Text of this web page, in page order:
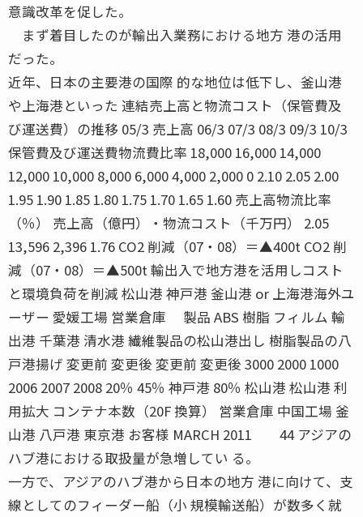
意識改革を促した。
まず着目したのが輸出入業務における地方 港の活用
だった。
近年、日本の主要港の国際 的な地位は低下し、釜山港
や上海港といった 連結売上高と物流コスト（保管費及
び運送費）の推移 05/3 売上高 06/3 07/3 08/3 09/3 10/3
保管費及び運送費物流費比率 18,000 16,000 14,000
12,000 10,000 8,000 6,000 4,000 2,000 0 2.10 2.05 2.00
1.95 1.90 1.85 1.80 1.75 1.70 1.65 1.60 売上高物流比率
（％） 売上高（億円）・物流コスト（千万円） 2.05
13,596 2,396 1.76 CO2 削減（07・08）＝▲400t CO2 削
減（07・08）＝▲500t 輸出入で地方港を活用しコスト
と環境負荷を削減 松山港 神戸港 釜山港 or 上海港海外ユ
ーザー 愛媛工場 営業倉庫 製品 ABS 樹脂 フィルム 輸
出港 千葉港 清水港 繊維製品の松山港出し 樹脂製品の八
戸港揚げ 変更前 変更後 変更前 変更後 3000 2000 1000
2006 2007 2008 20％ 45％ 神戸港 80％ 松山港 松山港 利
用拡大 コンテナ本数（20F 換算） 営業倉庫 中国工場 釜
山港 八戸港 東京港 お客様 MARCH 2011 44 アジアの
ハブ港における取扱量が急増してい る。
一方で、アジアのハブ港から日本の地方 港に向けて、支
線としてのフィーダー船（小 規模輸送船）が数多く就